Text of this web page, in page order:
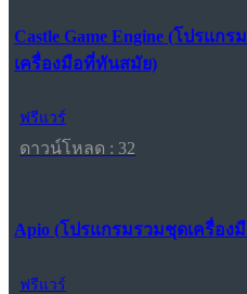
Castle Game Engine (โปรแก
เครื่องมือที่ทันสมัย)
ฟรีแวร์
ดาวน์โหลด : 32
Apio (โปรแกรมรวมชุดเครื่อง
ฟรีแวร์